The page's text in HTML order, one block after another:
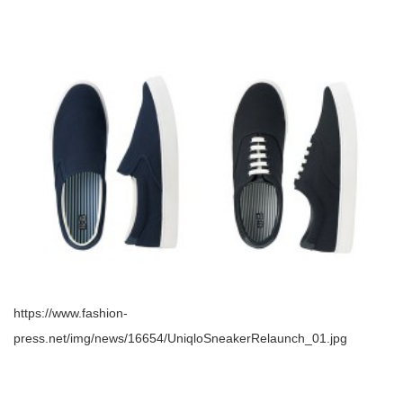
https://www.fashion-
press.net/img/news/16654/UniqloSneakerRelaunch_01.jpg